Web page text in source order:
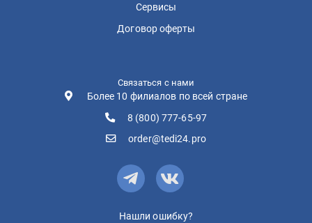
Сервисы
Договор оферты
Связаться с нами
Более 10 филиалов по всей стране
8 (800) 777-65-97
order@tedi24.pro
Нашли ошибку?